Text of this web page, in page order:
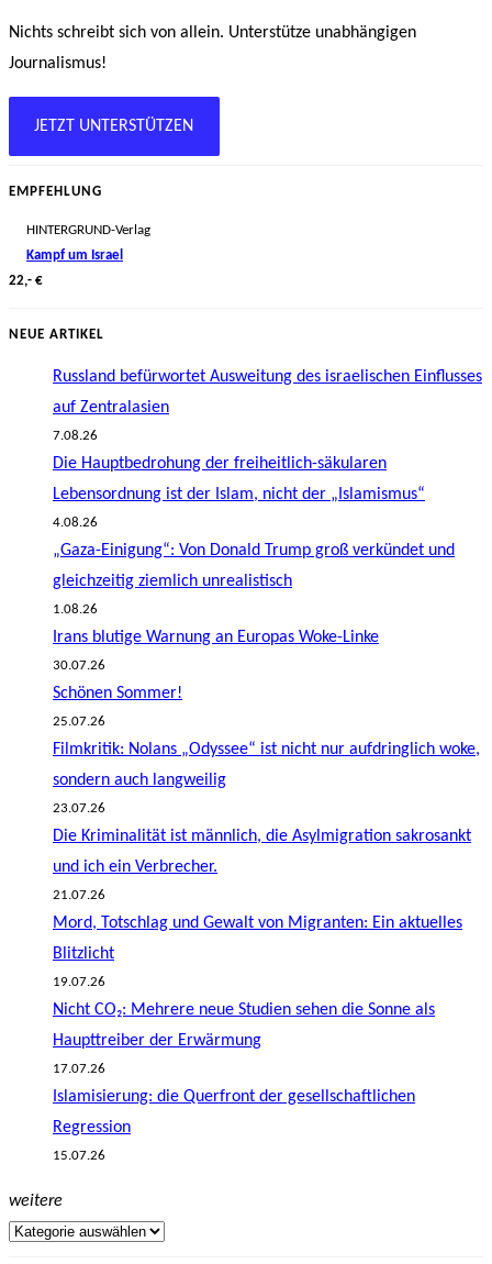
Nichts schreibt sich von allein. Unterstütze unabhängigen
Journalismus!
JETZT UNTERSTÜTZEN
EMPFEHLUNG
HINTERGRUND-Verlag
Kampf um Israel
22,- €
NEUE ARTIKEL
Russland befürwortet Ausweitung des israelischen Einflusses
auf Zentralasien
7.08.26
Die Hauptbedrohung der freiheitlich-säkularen
Lebensordnung ist der Islam, nicht der „Islamismus“
4.08.26
„Gaza-Einigung“: Von Donald Trump groß verkündet und
gleichzeitig ziemlich unrealistisch
1.08.26
Irans blutige Warnung an Europas Woke-Linke
30.07.26
Schönen Sommer!
25.07.26
Filmkritik: Nolans „Odyssee“ ist nicht nur aufdringlich woke,
sondern auch langweilig
23.07.26
Die Kriminalität ist männlich, die Asylmigration sakrosankt
und ich ein Verbrecher.
21.07.26
Mord, Totschlag und Gewalt von Migranten: Ein aktuelles
Blitzlicht
19.07.26
Nicht CO₂: Mehrere neue Studien sehen die Sonne als
Haupttreiber der Erwärmung
17.07.26
Islamisierung: die Querfront der gesellschaftlichen
Regression
15.07.26
weitere